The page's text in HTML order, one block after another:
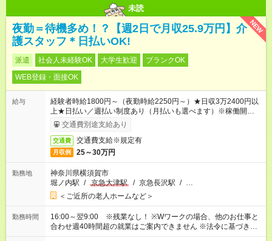
未読
NEW
夜勤＝待機多め！？【週2日で月収25.9万円】介
護スタッフ＊日払いOK!
派遣 社会人未経験OK 大学生歓迎
ブランクOK
WEB登録・面接OK
給与
経験者時給1800円～（夜勤時給2250円～）★日収3万2400円以
上★日払い／週払い制度あり（月払いも選べます）※稼働開始時
は手続き完了次第のお支払いとなります。
交通費別途支給あり
交通費 交通費支給※規定有
月収例 25～30万円
勤務地
神奈川県横須賀市
堀ノ内駅 / 京急大津駅 / 京急長沢駅 / …
＜ご近所の老人ホームなど＞
勤務時間
16:00～翌9:00 ※残業なし！ ※Wワークの場合、他のお仕事と
合わせ週40時間超の就業はご案内できません ※法令に基づき、
週20時間以上勤務は社会保険への加入対象となります ※労働者